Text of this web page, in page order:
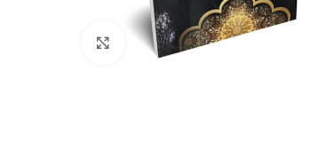
Click to enlarge